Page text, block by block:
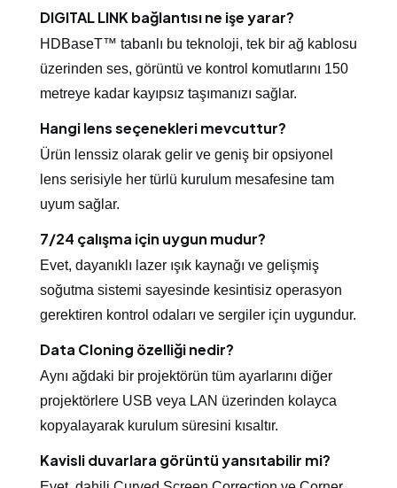
DIGITAL LINK bağlantısı ne işe yarar?
HDBaseT™ tabanlı bu teknoloji, tek bir ağ kablosu
üzerinden ses, görüntü ve kontrol komutlarını 150
metreye kadar kayıpsız taşımanızı sağlar.
Hangi lens seçenekleri mevcuttur?
Ürün lenssiz olarak gelir ve geniş bir opsiyonel
lens serisiyle her türlü kurulum mesafesine tam
uyum sağlar.
7/24 çalışma için uygun mudur?
Evet, dayanıklı lazer ışık kaynağı ve gelişmiş
soğutma sistemi sayesinde kesintisiz operasyon
gerektiren kontrol odaları ve sergiler için uygundur.
Data Cloning özelliği nedir?
Aynı ağdaki bir projektörün tüm ayarlarını diğer
projektörlere USB veya LAN üzerinden kolayca
kopyalayarak kurulum süresini kısaltır.
Kavisli duvarlara görüntü yansıtabilir mi?